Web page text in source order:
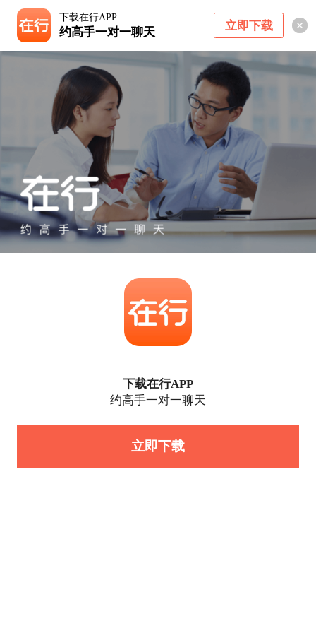
下载在行APP
约高手一对一聊天 立即下载
下载在行APP
约高手一对一聊天
立即下载